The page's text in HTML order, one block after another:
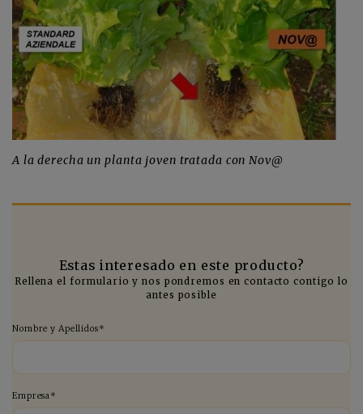
A la derecha un planta joven tratada con Nov@
Estas interesado en este producto?
Rellena el formulario y nos pondremos en contacto contigo lo
antes posible
Nombre y Apellidos*
Empresa*